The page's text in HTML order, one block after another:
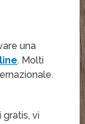
una
. Molti
gratis, vi